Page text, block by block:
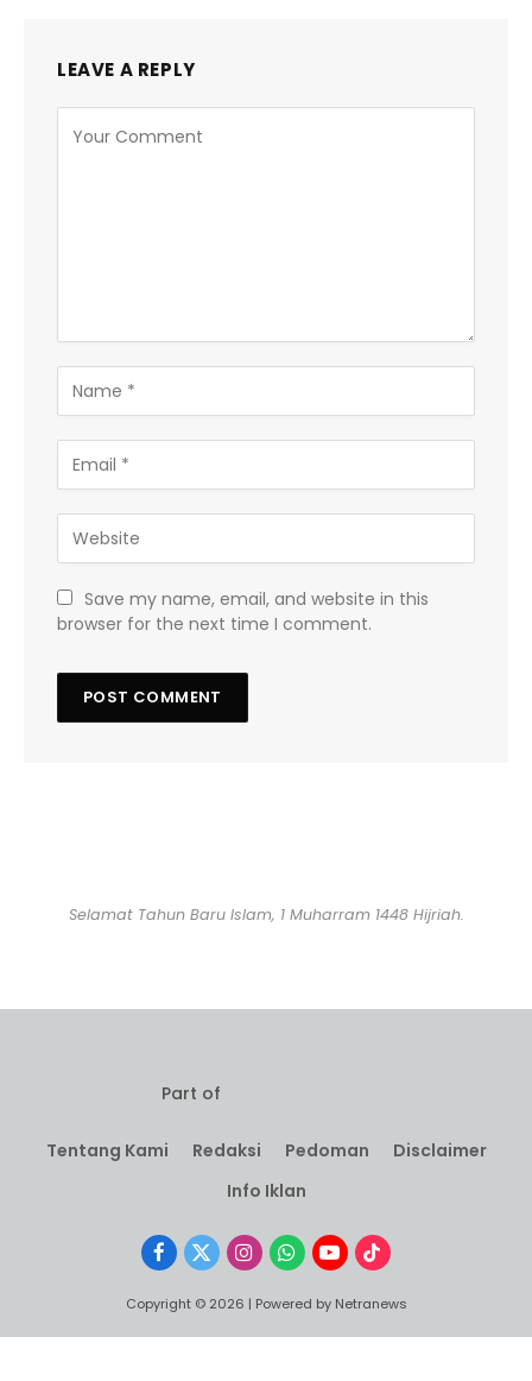
LEAVE A REPLY
Save my name, email, and website in this
browser for the next time I comment.
Selamat Tahun Baru Islam, 1 Muharram 1448 Hijriah.
Part of
Tentang Kami Redaksi Pedoman
Disclaimer
Info Iklan
Facebook
X
InstagramWhatsApp
YouTubeTikTok
Copyright © 2026 | Powered by Netranews